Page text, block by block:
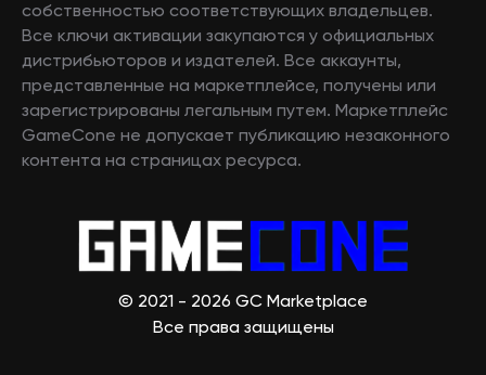
собственностью соответствующих владельцев.
Все ключи активации закупаются у официальных
дистрибьюторов и издателей. Все аккаунты,
представленные на маркетплейсе, получены или
зарегистрированы легальным путем. Маркетплейс
GameCone не допускает публикацию незаконного
контента на страницах ресурса.
© 2021 - 2026 GC Marketplace
Все права защищены